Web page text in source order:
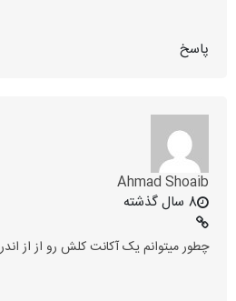
پاسخ
Ahmad Shoaib
8 سال گذشته
چطور میتوانم یک آکانت کلش رو از از